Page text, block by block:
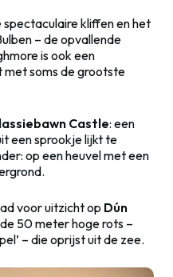
spectaculaire kliffen en het
– de opvallende
is ook een
soms de grootste
Castle: een
een sprookje lijkt te
op een heuvel met een
voor uitzicht op Dún
50 meter hoge rots –
– die oprijst uit de zee.